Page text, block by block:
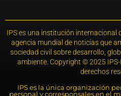
IPS es una institución internacional
agencia mundial de noticias que
sociedad civil sobre desarrollo,
ambiente. Copyright © 2025
derechos
IPS es la única organización
personal y corresponsales en el